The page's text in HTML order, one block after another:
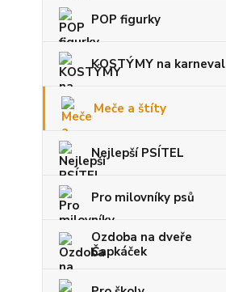
POP figurky
KOSTÝMY na karneval
Meče a štíty
Nejlepší PSÍTEL
Pro milovníky psů
Ozdoba na dveře
Čapkáček